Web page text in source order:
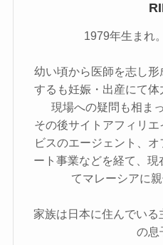
1979年生まれ
幼い頃から医師を志し
するも妊娠・出産にて
現場への疑問も相ま
その後サイトアフィリ
ビスのエージェント、
ート事業などを経て、
てマレーシアに
家族は日本に住んでい
の息